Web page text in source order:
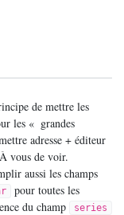
de mettre les
les « grandes
adresse + éditeur
vous de voir.
aussi les champs
pour toutes les
du champ
series